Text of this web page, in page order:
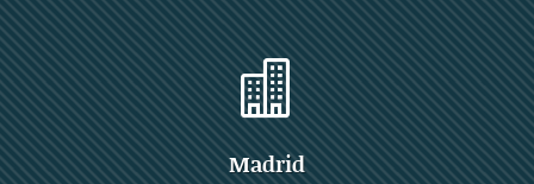

Madrid